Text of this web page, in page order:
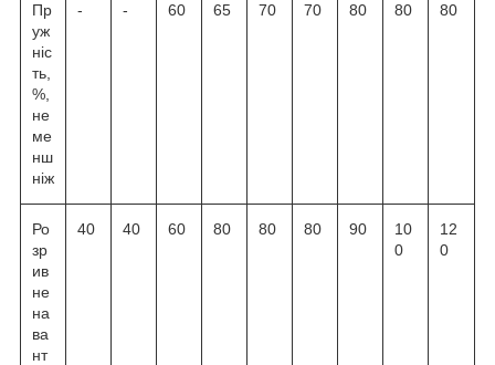
Пр
уж
ніс
ть,
%,
не
ме
нш
ніж
- - 60 65 70 70 80 80 80
Ро
зр
ив
не
на
ва
нт
40 40 60 80 80 80 90
10
0
12
0